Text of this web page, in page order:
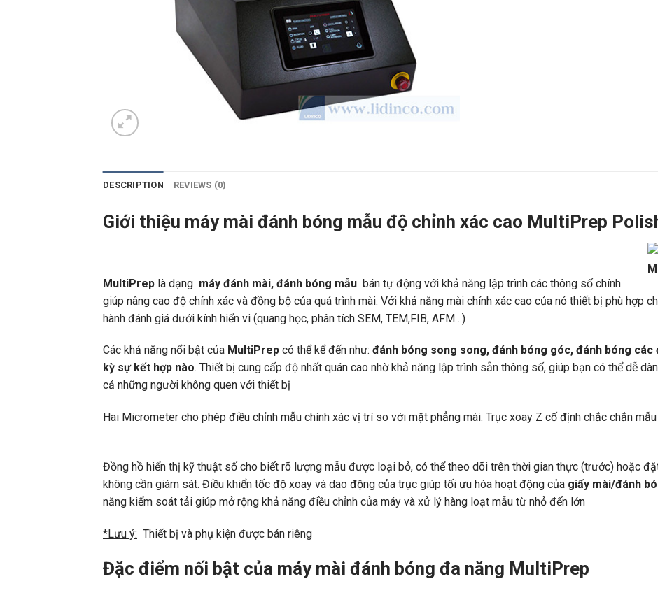
DESCRIPTION REVIEWS (0)
Giới thiệu máy mài đánh bóng mẫu độ chỉnh xác cao MultiPrep
MultiPrep là dạng máy đánh mài, đánh bóng mẫu bán tự động với khả năng lập trình các thông số chính
giúp nâng cao độ chính xác và đồng bộ của quá trình mài. Với khả năng mài chính xác cao của nó thiết bị phù hợp
hành đánh giá dưới kính hiển vi (quang học, phân tích SEM, TEM,FIB, AFM…)
Các khả năng nổi bật của MultiPrep có thể kể đến như: đánh bóng song song, đánh bóng góc, đánh bóng
kỳ sự kết hợp nào. Thiết bị cung cấp độ nhất quán cao nhờ khả năng lập trình sẵn thông số, giúp bạn có thể dễ
cả những người không quen với thiết bị
Hai Micrometer cho phép điều chỉnh mẫu chính xác vị trí so với mặt phẳng mài. Trục xoay Z cố định chắc chắn
Đồng hồ hiển thị kỹ thuật số cho biết rõ lượng mẫu được loại bỏ, có thể theo dõi trên thời gian thực (trước) hoặc
không cần giám sát. Điều khiển tốc độ xoay và dao động của trục giúp tối ưu hóa hoạt động của giấy mài/đánh
năng kiểm soát tải giúp mở rộng khả năng điều chỉnh của máy và xử lý hàng loạt mẫu từ nhỏ đến lớn
*Lưu ý: Thiết bị và phụ kiện được bán riêng
Đặc điểm nối bật của máy mài đánh bóng đa năng MultiPrep